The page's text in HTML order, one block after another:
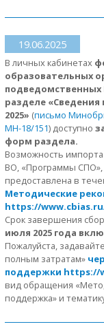
19.06.2025
В личных кабинетах
образовательных
подведомственных
разделе
2025» (письмо
МН-18/151) доступно
форм раздела.
Возможность
ВО, «Программы
предоставлена в
Методические
https://www.cbias.ru/
Срок завершения
июля 2025 года
Пожалуйста,
полным затратам»
поддержки https://
вид обращения
поддержка» и